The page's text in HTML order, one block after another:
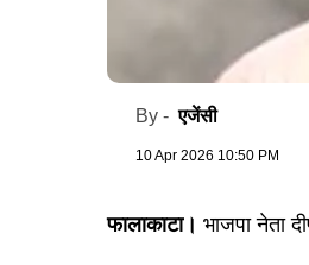
By -एजेंसी
10 Apr 2026 10:50 PM
फालाकाटा। भाजपा नेता